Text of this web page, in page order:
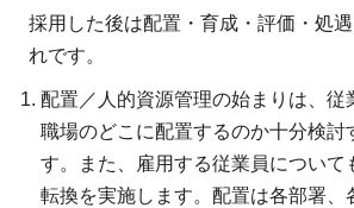
採用した後は配置・育成・評価・処
れです。
配置／人的資源管理の始まりは、従
職場のどこに配置するのか十分検討
す。また、雇用する従業員について
転換を実施します。配置は各部署、